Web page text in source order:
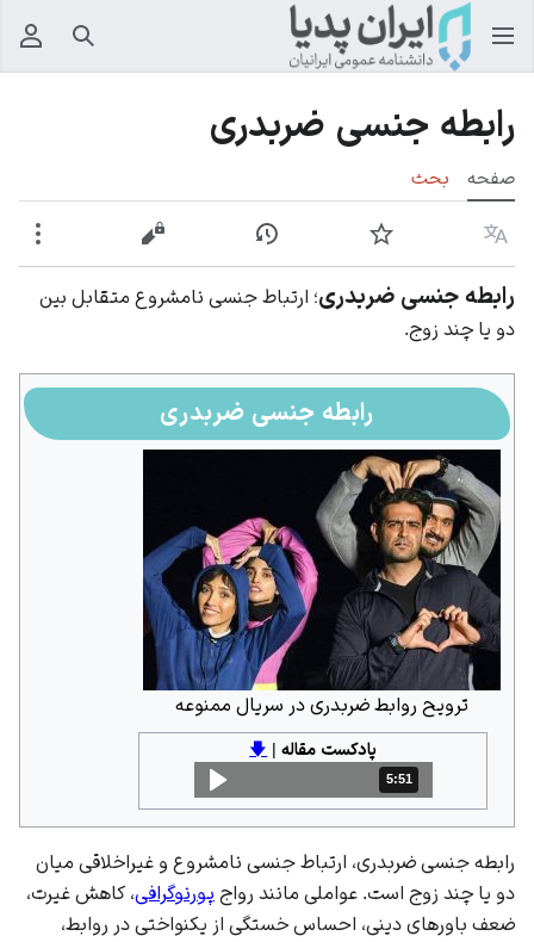
جستجو
رابطه جنسی ضربدری
صفحه بحث
زبان پیگیری نمایش تاریخچهنمایش مبدأ
رابطه جنسی ضربدری؛ ارتباط جنسی نامشروع متقابل بین
دو یا چند زوج.
رابطه جنسی ضربدری
ترویح روابط ضربدری در سریال ممنوعه
پادکست مقاله|
🡇
مدت: 5 دقیقه و 51 ثانیه
5:51
رابطه جنسی ضربدری، ارتباط جنسی نامشروع و غیراخلاقی میان
دو یا چند زوج است. عواملی مانند رواج پورنوگرافی، کاهش غیرت،
ضعف باورهای دینی، احساس خستگی از یکنواختی در روابط،